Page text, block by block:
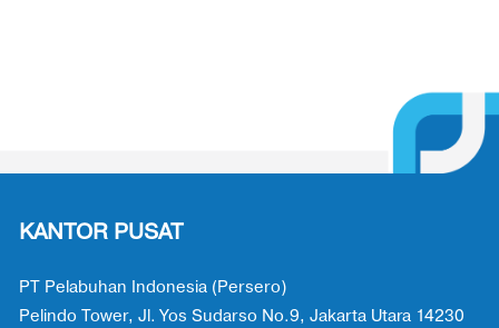
KANTOR PUSAT
PT Pelabuhan Indonesia (Persero)
Pelindo Tower, Jl. Yos Sudarso No.9, Jakarta Utara 14230